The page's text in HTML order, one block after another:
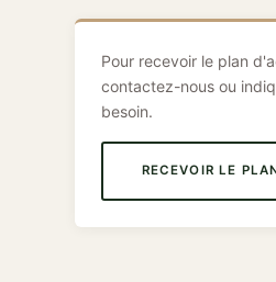
Pour recevoir le plan
contactez-nous ou
besoin.
RECEVOIR LE